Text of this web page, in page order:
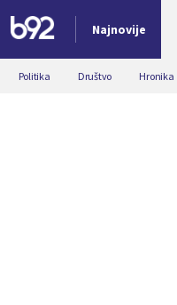
Najnovije
Nova vest
Politika Društvo Hronika